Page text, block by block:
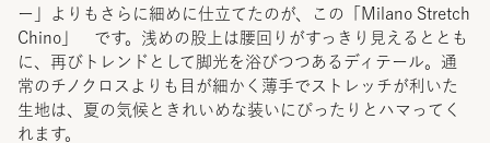
ー」よりもさらに細めに仕立てたのが、この「Milano Stretch
Chino」 です。浅めの股上は腰回りがすっきり見えるととも
に、再びトレンドとして脚光を浴びつつあるディテール。通
常のチノクロスよりも目が細かく薄手でストレッチが利いた
生地は、夏の気候ときれいめな装いにぴったりとハマってく
れます。